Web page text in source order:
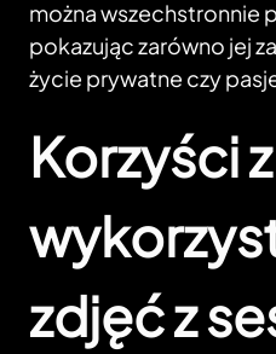
można wszechstronnie
pokazując zarówno jej
życie prywatne czy
Korzyści z
zdjęć z